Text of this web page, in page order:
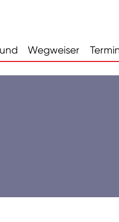
Wegweiser